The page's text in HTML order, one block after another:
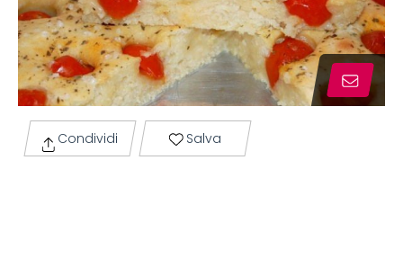
Condividi Salva